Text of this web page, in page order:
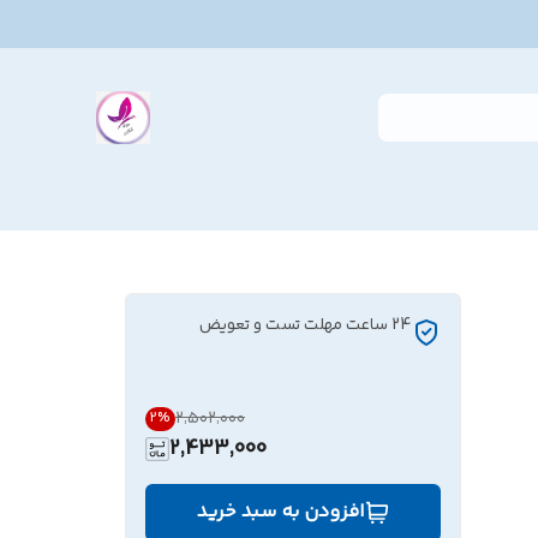
24 ساعت مهلت تست و تعویض
۲٬۵۰۲٬۰۰۰ 2%
2,433,000
افزودن به سبد خرید